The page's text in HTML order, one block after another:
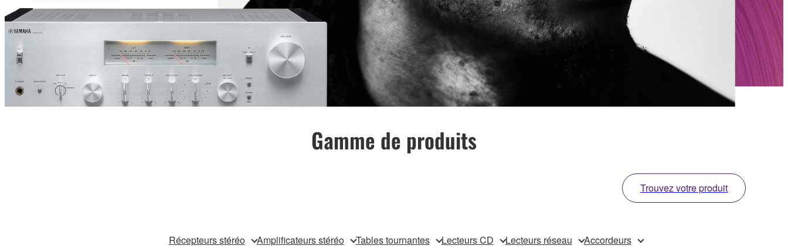
Gamme de produits
Trouvez votre produit
Récepteurs stéréo Amplificateurs stéréo Tables tournantes Lecteurs CD Lecteurs réseau Accordeurs